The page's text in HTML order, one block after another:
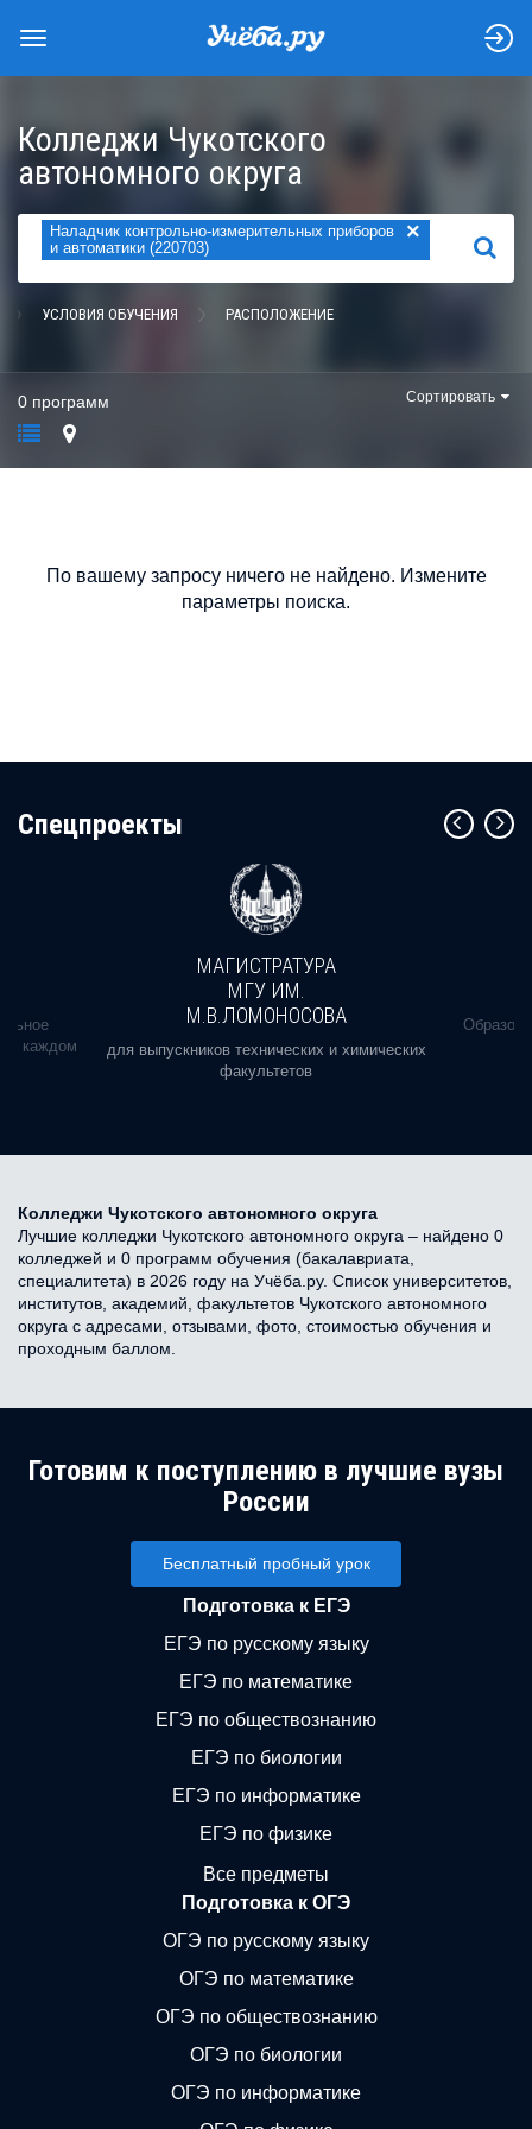
Колледжи Чукотского
автономного округа
Наладчик контрольно-измерительных приборов
и автоматики (220703)
×
НАЙТИ
УСЛОВИЯ ОБУЧЕНИЯ РАСПОЛОЖЕНИЕ
0 программ Сортировать
По вашему запросу ничего не найдено. Измените
параметры поиска.
Cпецпроекты
в каждом
МАГИСТРАТУРА
МГУ ИМ.
М.В.ЛОМОНОСОВА
для выпускников технических и химических
факультетов
Колледжи Чукотского автономного округа
Лучшие колледжи Чукотского автономного округа – найдено 0
колледжей и 0 программ обучения (бакалавриата,
специалитета) в 2026 году на Учёба.ру. Список университетов,
институтов, академий, факультетов Чукотского автономного
округа с адресами, отзывами, фото, стоимостью обучения и
проходным баллом.
Готовим к поступлению в лучшие вузы
России
Бесплатный пробный урок
Подготовка к ЕГЭ
ЕГЭ по русскому языку
ЕГЭ по математике
ЕГЭ по обществознанию
ЕГЭ по биологии
ЕГЭ по информатике
ЕГЭ по физике
Все предметы
Подготовка к ОГЭ
ОГЭ по русскому языку
ОГЭ по математике
ОГЭ по обществознанию
ОГЭ по биологии
ОГЭ по информатике